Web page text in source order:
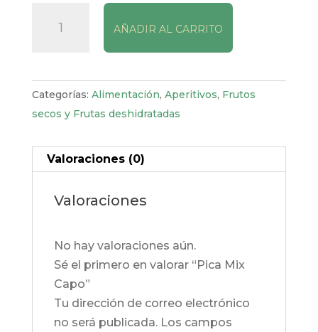
AÑADIR AL CARRITO
Categorías: Alimentación, Aperitivos, Frutos
secos y Frutas deshidratadas
Valoraciones (0)
Valoraciones
No hay valoraciones aún.
Sé el primero en valorar “Pica Mix
Capo”
Tu dirección de correo electrónico
no será publicada. Los campos